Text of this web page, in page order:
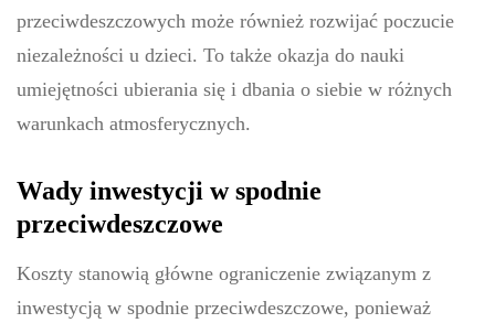
przeciwdeszczowych może również rozwijać poczucie
niezależności u dzieci. To także okazja do nauki
umiejętności ubierania się i dbania o siebie w różnych
warunkach atmosferycznych.
Wady inwestycji w spodnie
przeciwdeszczowe
Koszty stanowią główne ograniczenie związanym z
inwestycją w spodnie przeciwdeszczowe, ponieważ